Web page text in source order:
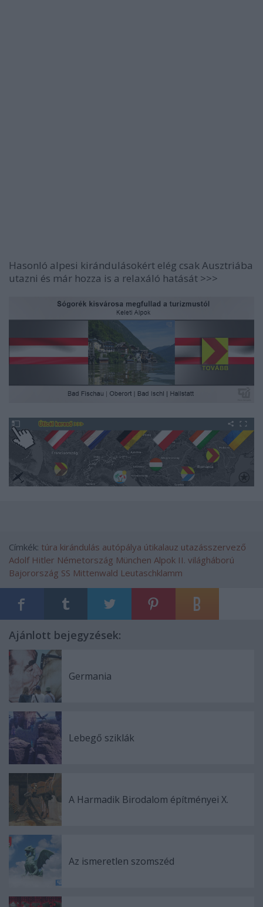
Hasonló alpesi kirándulásokért elég csak Ausztriába
utazni és már hozza is a relaxáló hatását >>>
Címkék: túra kirándulás autópálya útikalauz utazásszervező
Adolf Hitler Németország München Alpok II. világháború
Bajorország SS Mittenwald Leutaschklamm
Ajánlott bejegyzések:
Germania
Lebegő sziklák
A Harmadik Birodalom építményei X.
Az ismeretlen szomszéd